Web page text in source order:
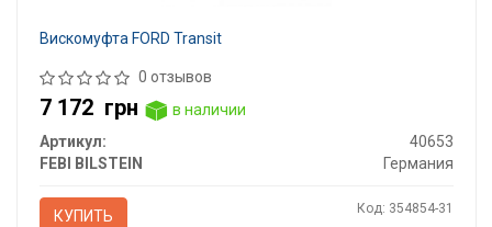
Вискомуфта FORD Transit
0 отзывов
7 172 грн
в наличии
Артикул:
40653
FEBI BILSTEIN
Германия
КУПИТЬ Код: 354854-31